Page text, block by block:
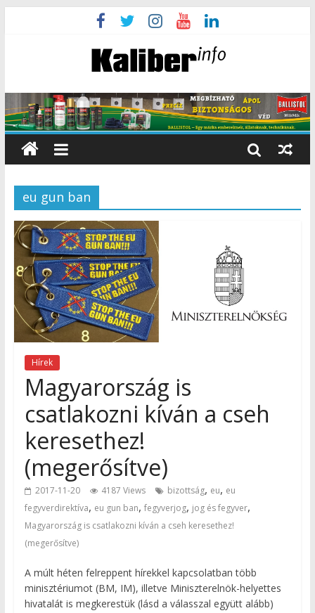
eu gun ban
Hírek
Magyarország is
csatlakozni kíván a cseh
keresethez!
(megerősítve)
2017-11-20 4187 Views bizottság, eu, eu
fegyverdirektíva, eu gun ban, fegyverjog, jog és fegyver,
Magyarország is csatlakozni kíván a cseh keresethez!
(megerősítve)
A múlt héten felreppent hírekkel kapcsolatban több
minisztériumot (BM, IM), illetve Miniszterelnök-helyettes
hivatalát is megkerestük (lásd a válasszal együtt alább)